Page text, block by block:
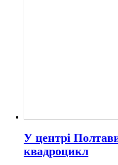
У центрі
квадроцикл